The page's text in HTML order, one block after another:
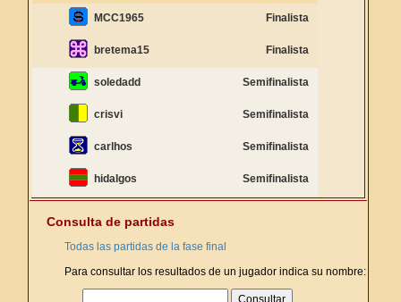
MCC1965 Finalista
bretema15 Finalista
soledadd Semifinalista
crisvi Semifinalista
carlhos Semifinalista
hidalgos Semifinalista
Consulta de partidas
Todas las partidas de la fase final
Para consultar los resultados de un jugador indica su nombre: